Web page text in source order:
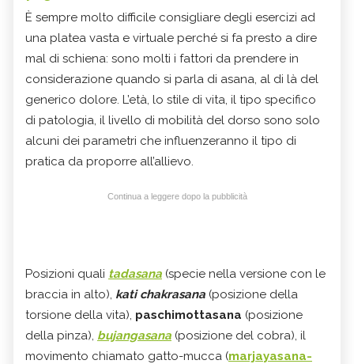
È sempre molto difficile consigliare degli esercizi ad
una platea vasta e virtuale perché si fa presto a dire
mal di schiena: sono molti i fattori da prendere in
considerazione quando si parla di asana, al di là del
generico dolore. L’età, lo stile di vita, il tipo specifico
di patologia, il livello di mobilità del dorso sono solo
alcuni dei parametri che influenzeranno il tipo di
pratica da proporre all’allievo.
Continua a leggere dopo la pubblicità
Posizioni quali tadasana (specie nella versione con le
braccia in alto), kati chakrasana (posizione della
torsione della vita), paschimottasana (posizione
della pinza), bujangasana (posizione del cobra), il
movimento chiamato gatto-mucca (marjayasana-